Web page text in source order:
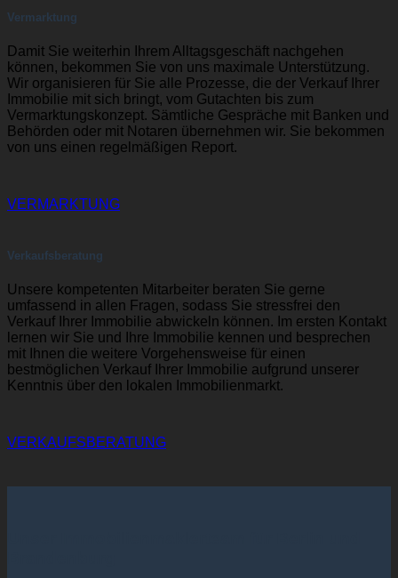
Vermarktung
Damit Sie weiterhin Ihrem Alltagsgeschäft nachgehen
können, bekommen Sie von uns maximale Unterstützung.
Wir organisieren für Sie alle Prozesse, die der Verkauf Ihrer
Immobilie mit sich bringt, vom Gutachten bis zum
Vermarktungskonzept. Sämtliche Gespräche mit Banken und
Behörden oder mit Notaren übernehmen wir. Sie bekommen
von uns einen regelmäßigen Report.
VERMARKTUNG
Verkaufsberatung
Unsere kompetenten Mitarbeiter beraten Sie gerne
umfassend in allen Fragen, sodass Sie stressfrei den
Verkauf Ihrer Immobilie abwickeln können. Im ersten Kontakt
lernen wir Sie und Ihre Immobilie kennen und besprechen
mit Ihnen die weitere Vorgehensweise für einen
bestmöglichen Verkauf Ihrer Immobilie aufgrund unserer
Kenntnis über den lokalen Immobilienmarkt.
VERKAUFSBERATUNG